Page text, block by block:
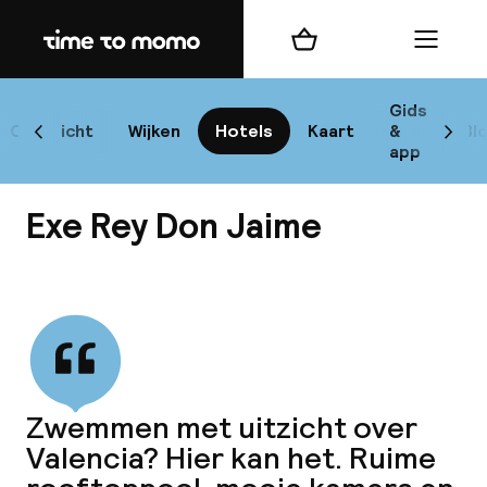
Home
Overzicht Wijken Hotels Kaart
Gids
&
app
Scroll naar links
Winkelmand Menu
Exe Rey Don Jaime
Zwemmen met uitzicht over
Valencia? Hier kan het. Ruime